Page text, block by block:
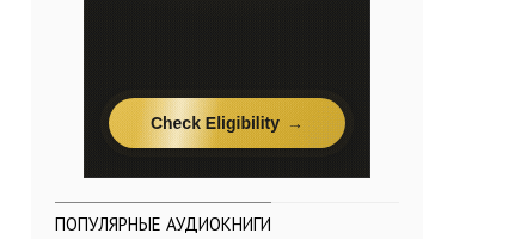
ПОПУЛЯРНЫЕ АУДИОКНИГИ